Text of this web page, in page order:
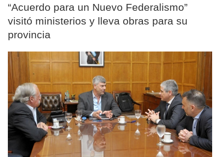
“Acuerdo para un Nuevo Federalismo”
visitó ministerios y lleva obras para su
provincia